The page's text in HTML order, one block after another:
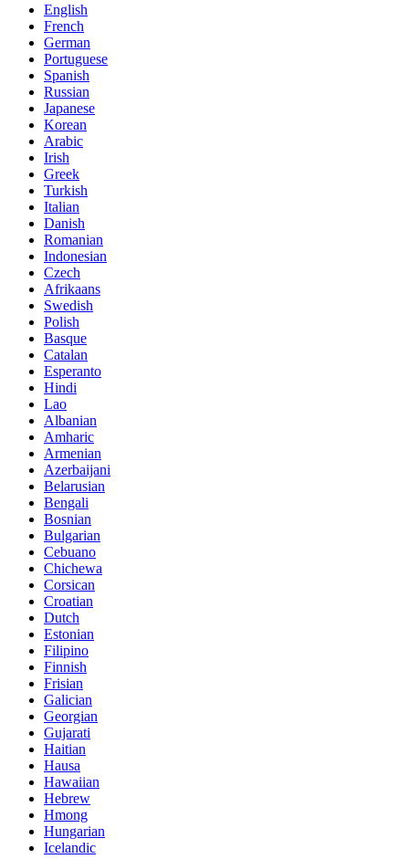
English
French
German
Portuguese
Spanish
Russian
Japanese
Korean
Arabic
Irish
Greek
Turkish
Italian
Danish
Romanian
Indonesian
Czech
Afrikaans
Swedish
Polish
Basque
Catalan
Esperanto
Hindi
Lao
Albanian
Amharic
Armenian
Azerbaijani
Belarusian
Bengali
Bosnian
Bulgarian
Cebuano
Chichewa
Corsican
Croatian
Dutch
Estonian
Filipino
Finnish
Frisian
Galician
Georgian
Gujarati
Haitian
Hausa
Hawaiian
Hebrew
Hmong
Hungarian
Icelandic